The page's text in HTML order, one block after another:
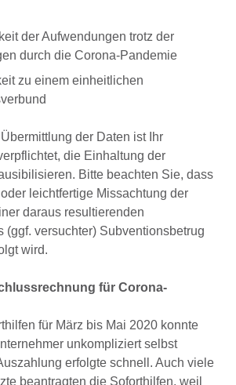
der Aufwendungen trotz der
durch die Corona-Pandemie
zu einem einheitlichen
der Daten ist Ihr
die Einhaltung der
Bitte beachten Sie, dass
leichtfertige Missachtung der
daraus resultierenden
(ggf. versuchter) Subventionsbetrug
wird.
für Corona-
für März bis Mai 2020 konnte
unkompliziert selbst
erfolgte schnell. Auch viele
beantragten die Soforthilfen, weil